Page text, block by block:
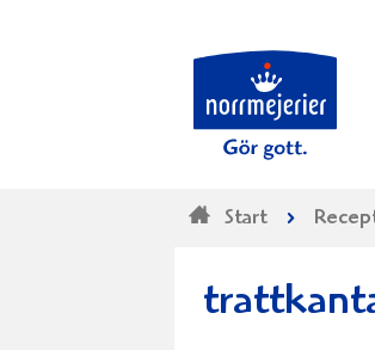
Start